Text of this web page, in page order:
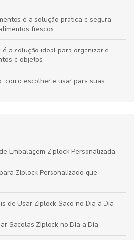
é a solução prática e segura
frescos
a solução ideal para organizar e
e objetos
como escolher e usar para suas
do Saquinho Ziplock Personalizado
Ideal para Organizar e Proteger
Embalagem Ziplock Personalizada
Ziplock Personalizado que
de Usar Ziplock Saco no Dia a Dia
Sacolas Ziplock no Dia a Dia